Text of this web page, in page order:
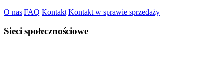
O nas FAQ Kontakt Kontakt w sprawie sprzedaży
Sieci społecznościowe